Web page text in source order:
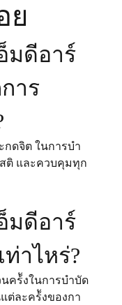
ย
มดีอาร์
าร
กดจิต ในการบํา
ติ และควบคุมทุก
มดีอาร์
ท่าไหร่?
คร้ังในการบําบัด
ละคร้ังของกา